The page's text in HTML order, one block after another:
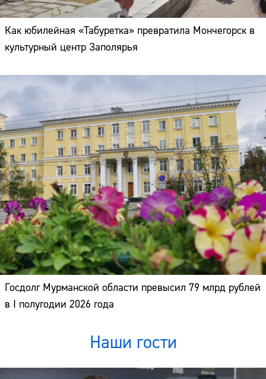
Как юбилейная «Табуретка» превратила Мончегорск в
культурный центр Заполярья
Госдолг Мурманской области превысил 79 млрд рублей
в I полугодии 2026 года
Наши гости